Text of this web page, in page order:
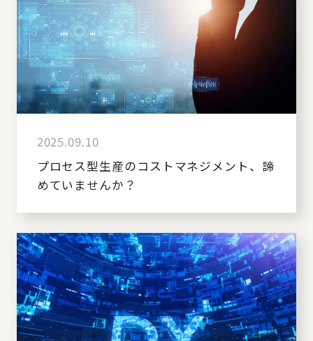
2025.09.10
プロセス型生産のコストマネジメント、諦
めていませんか？